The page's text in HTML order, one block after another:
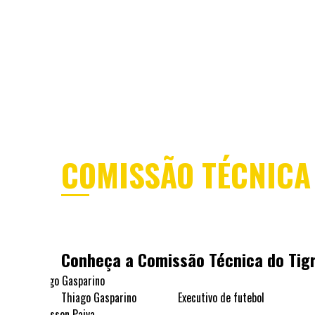
FUTEBOL PROFISSIONAL
COMISSÃO TÉCNICA
Conheça a Comissão Técnica do
Thiago Gasparino
Executivo de futebol